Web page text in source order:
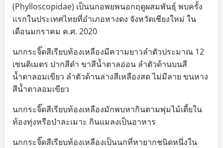
(Phylloscopidae) เป็นนกอพยพนอกฤดูผสมพันธุ์ พบครั้ง
แรกในประเทศไทยที่อำเภอหางดง จังหวัดเชียงใหม่ ใน
เดือนมกราคม ค.ศ. 2020
นกกระจิ๊ดสีเรียบท้องเหลืองมีความยาวลำตัวประมาณ 12
เซนติเมตร ปากสีดำ ขาสีน้ำตาลอ่อน ลำตัวด้านบนสี
น้ำตาลอมเขียว ลำตัวด้านล่างสีเหลืองสด ไม่มีลาย ขนหาง
สีน้ำตาลอมเขียว
นกกระจิ๊ดสีเรียบท้องเหลืองมักพบหากินตามพุ่มไม้เตี้ยใน
ท้องทุ่งหรือป่าละเมาะ กินแมลงเป็นอาหาร
นกกระจิ๊ดสีเรียบท้องเหลืองเป็นนกที่หายากชนิดหนึ่งใน